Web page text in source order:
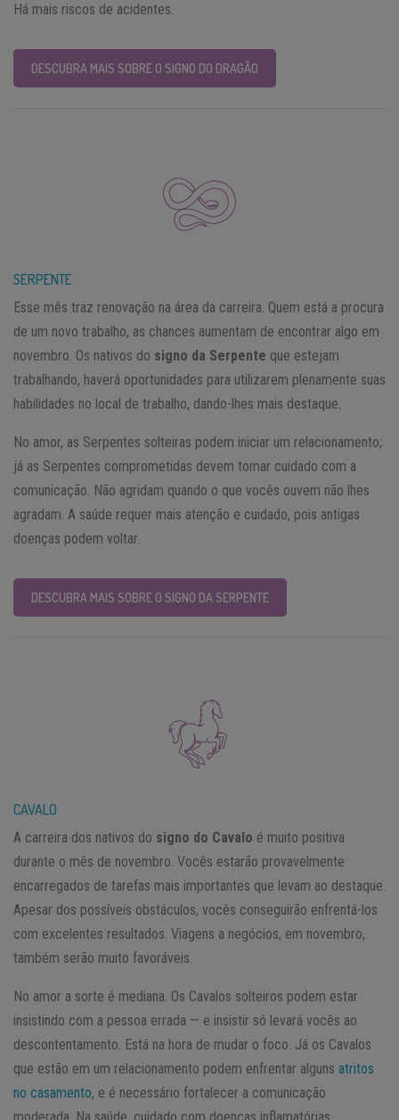
Há mais riscos de acidentes.
DESCUBRA MAIS SOBRE O SIGNO DO DRAGÃO
SERPENTE
Esse mês traz renovação na área da carreira. Quem está a procura
de um novo trabalho, as chances aumentam de encontrar algo em
novembro. Os nativos do signo da Serpente que estejam
trabalhando, haverá oportunidades para utilizarem plenamente suas
habilidades no local de trabalho, dando-lhes mais destaque.
No amor, as Serpentes solteiras podem iniciar um relacionamento;
já as Serpentes comprometidas devem tomar cuidado com a
comunicação. Não agridam quando o que vocês ouvem não lhes
agradam. A saúde requer mais atenção e cuidado, pois antigas
doenças podem voltar.
DESCUBRA MAIS SOBRE O SIGNO DA SERPENTE
CAVALO
A carreira dos nativos do signo do Cavalo é muito positiva
durante o mês de novembro. Vocês estarão provavelmente
encarregados de tarefas mais importantes que levam ao destaque.
Apesar dos possíveis obstáculos, vocês conseguirão enfrentá-los
com excelentes resultados. Viagens a negócios, em novembro,
também serão muito favoráveis.
No amor a sorte é mediana. Os Cavalos solteiros podem estar
insistindo com a pessoa errada — e insistir só levará vocês ao
descontentamento. Está na hora de mudar o foco. Já os Cavalos
que estão em um relacionamento ​​podem enfrentar alguns atritos
no casamento, e é necessário fortalecer a comunicação
moderada. Na saúde, cuidado com doenças inflamatórias.